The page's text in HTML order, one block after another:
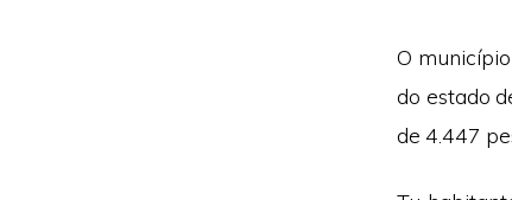
O
do estado
de 4.447